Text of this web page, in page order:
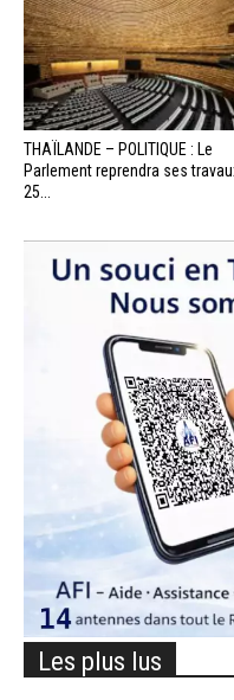
THAÏLANDE – POLITIQUE : Le
Parlement reprendra ses
25...
Les plus lus